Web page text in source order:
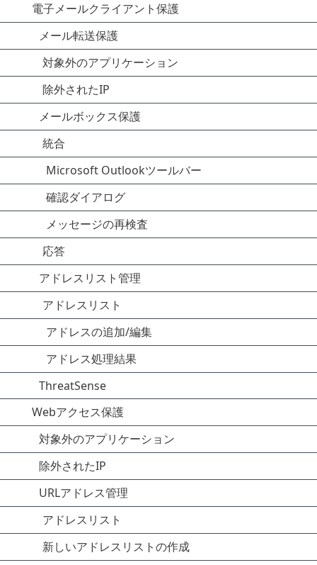
電子メールクライアント保護
メール転送保護
対象外のアプリケーション
除外されたIP
メールボックス保護
統合
Microsoft Outlookツールバー
確認ダイアログ
メッセージの再検査
応答
アドレスリスト管理
アドレスリスト
アドレスの追加/編集
アドレス処理結果
ThreatSense
Webアクセス保護
対象外のアプリケーション
除外されたIP
URLアドレス管理
アドレスリスト
新しいアドレスリストの作成